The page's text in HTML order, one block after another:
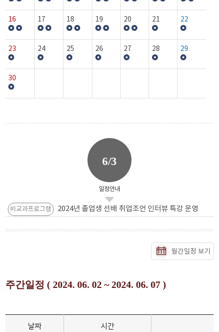
16 17 18 19 20 21 22
23 24 25 26 27 28 29
30
6/3
일정안내
비교과프로그램 2024년 졸업생 선배 취업조언 인터뷰 특강 운영
월간일정 보기
주간일정 ( 2024. 06. 02 ~ 2024. 06. 07 )
날짜 시간